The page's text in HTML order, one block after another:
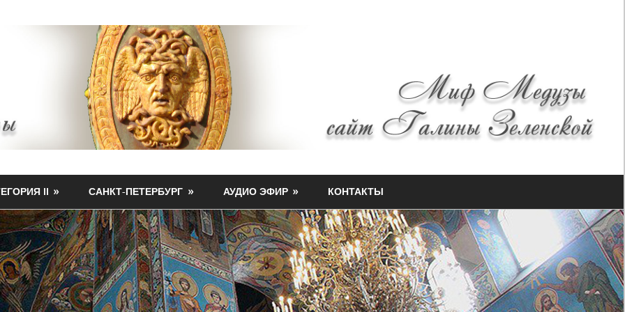
II САНКТ-ПЕТЕРБУРГ АУДИО ЭФИР КОНТАКТЫ